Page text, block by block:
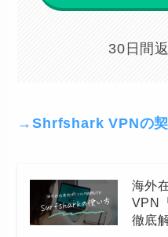
30日間
→Shrfshark VPNの契
海外
VPN
徹底